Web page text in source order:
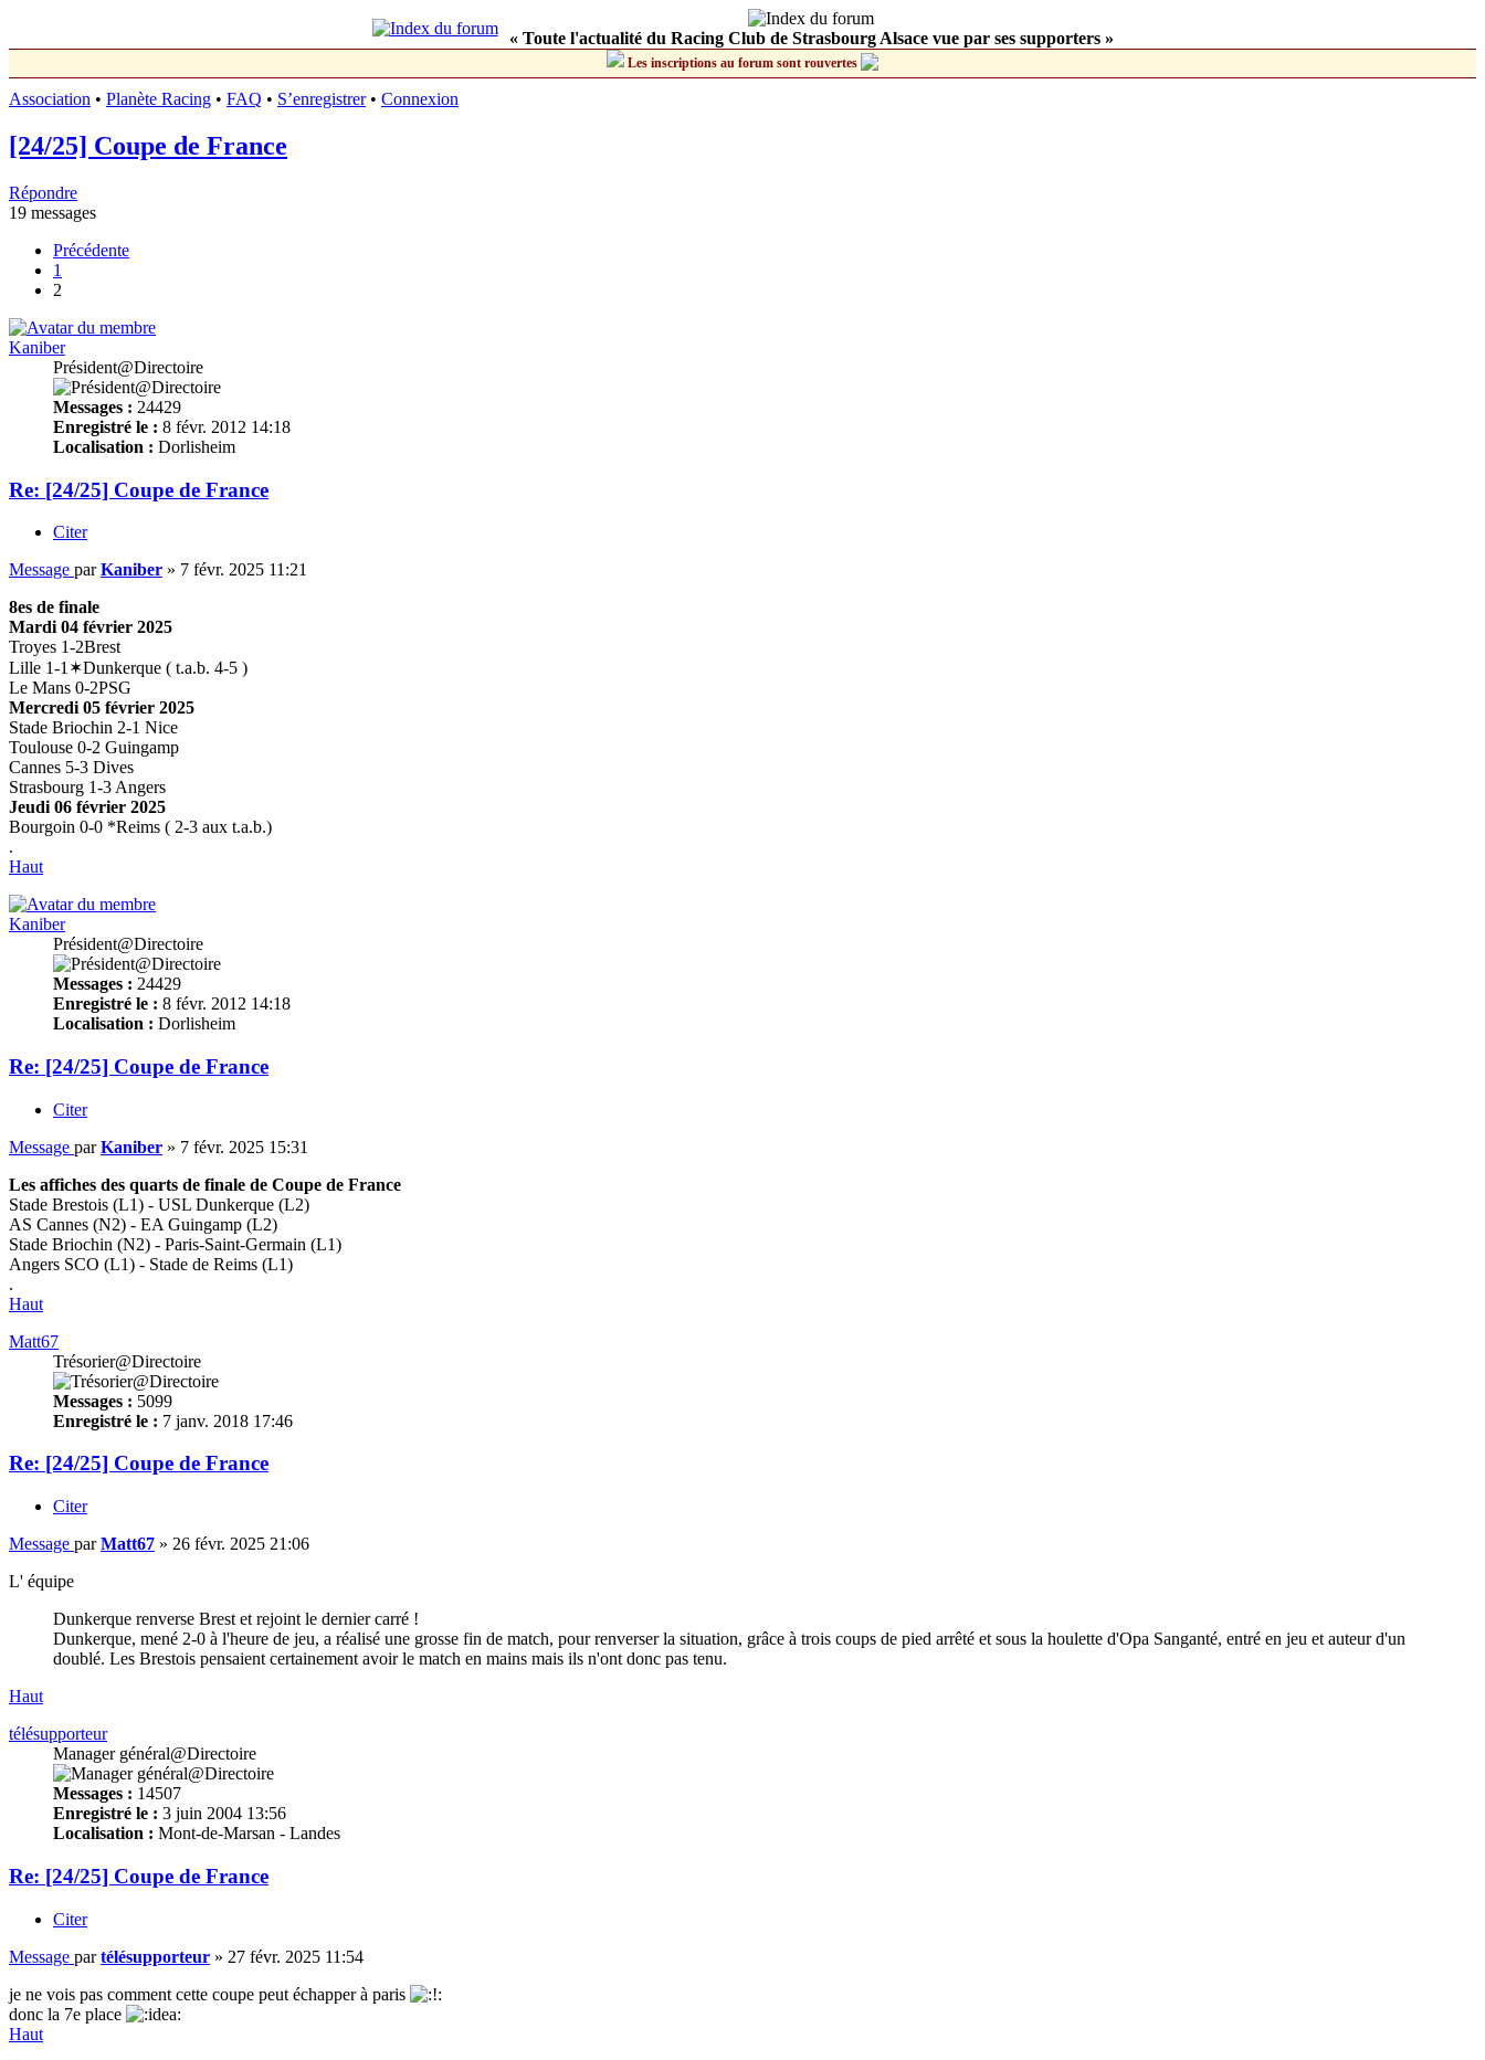
« Toute l'actualité du Racing Club de Strasbourg Alsace vue par ses supporters »
Les inscriptions au forum sont rouvertes
Association • Planète Racing • FAQ • S’enregistrer• Connexion
[24/25] Coupe de France
Répondre
19 messages
Précédente
1
2
Kaniber
Président@Directoire
Messages : 24429
Enregistré le : 8 févr. 2012 14:18
Localisation : Dorlisheim
Re: [24/25] Coupe de France
Citer
Message parKaniber » 7 févr. 2025 11:21
8es de finale
Mardi 04 février 2025
Troyes 1-2Brest
Lille 1-1✶Dunkerque ( t.a.b. 4-5 )
Le Mans 0-2PSG
Mercredi 05 février 2025
Stade Briochin 2-1 Nice
Toulouse 0-2 Guingamp
Cannes 5-3 Dives
Strasbourg 1-3 Angers
Jeudi 06 février 2025
Bourgoin 0-0 *Reims ( 2-3 aux t.a.b.)
.
Haut
Kaniber
Président@Directoire
Messages : 24429
Enregistré le : 8 févr. 2012 14:18
Localisation : Dorlisheim
Re: [24/25] Coupe de France
Citer
Message parKaniber » 7 févr. 2025 15:31
Les affiches des quarts de finale de Coupe de France
Stade Brestois (L1) - USL Dunkerque (L2)
AS Cannes (N2) - EA Guingamp (L2)
Stade Briochin (N2) - Paris-Saint-Germain (L1)
Angers SCO (L1) - Stade de Reims (L1)
.
Haut
Matt67
Trésorier@Directoire
Messages : 5099
Enregistré le : 7 janv. 2018 17:46
Re: [24/25] Coupe de France
Citer
Message parMatt67 » 26 févr. 2025 21:06
L' équipe
Dunkerque renverse Brest et rejoint le dernier carré !
Dunkerque, mené 2-0 à l'heure de jeu, a réalisé une grosse fin de match, pour renverser la situation, grâce à trois coups de pied arrêté et sous la houlette d'Opa Sanganté, entré en jeu et auteur d'un
doublé. Les Brestois pensaient certainement avoir le match en mains mais ils n'ont donc pas tenu.
Haut
télésupporteur
Manager général@Directoire
Messages : 14507
Enregistré le : 3 juin 2004 13:56
Localisation : Mont-de-Marsan - Landes
Re: [24/25] Coupe de France
Citer
Message partélésupporteur » 27 févr. 2025 11:54
je ne vois pas comment cette coupe peut échapper à paris
donc la 7e place
Haut